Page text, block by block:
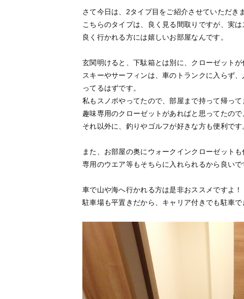
さて今日は、2タイプ目をご紹介させていただき
こちらのタイプは、良く見る間取りですが、実
良く行かれる方には嬉しいお部屋なんです。
玄関明けると、下駄箱とは別に、クローゼットが
スキーやサーフィンは、車のトランクに入らず
ってるはずです。
私もスノボやってたので、部屋まで持って帰って
趣味専用のクローゼットがあればと思ってたの
それ以外に、釣りやゴルフが好きな方も便利です
また、お部屋の奥にウォークインクローゼットも
専用のウエア等もそちらに入れられるから良いで
車で山や海へ行かれる方は是非おススメですよ！
駐車場も平置きだから、キャリア付きでも駐車で